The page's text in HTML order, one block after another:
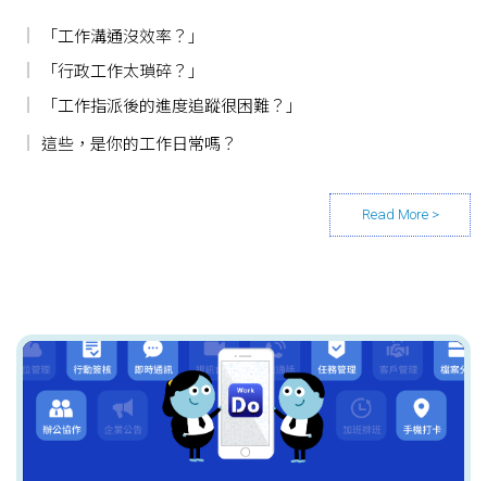
「工作溝通沒效率？」
「行政工作太瑣碎？」
「工作指派後的進度追蹤很困難？」
這些，是你的工作日常嗎？